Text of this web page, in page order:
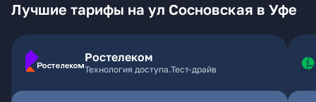
Лучшие тарифы на ул Сосновская в Уфе
Ростелеком
Технология доступа.Тест-драйв